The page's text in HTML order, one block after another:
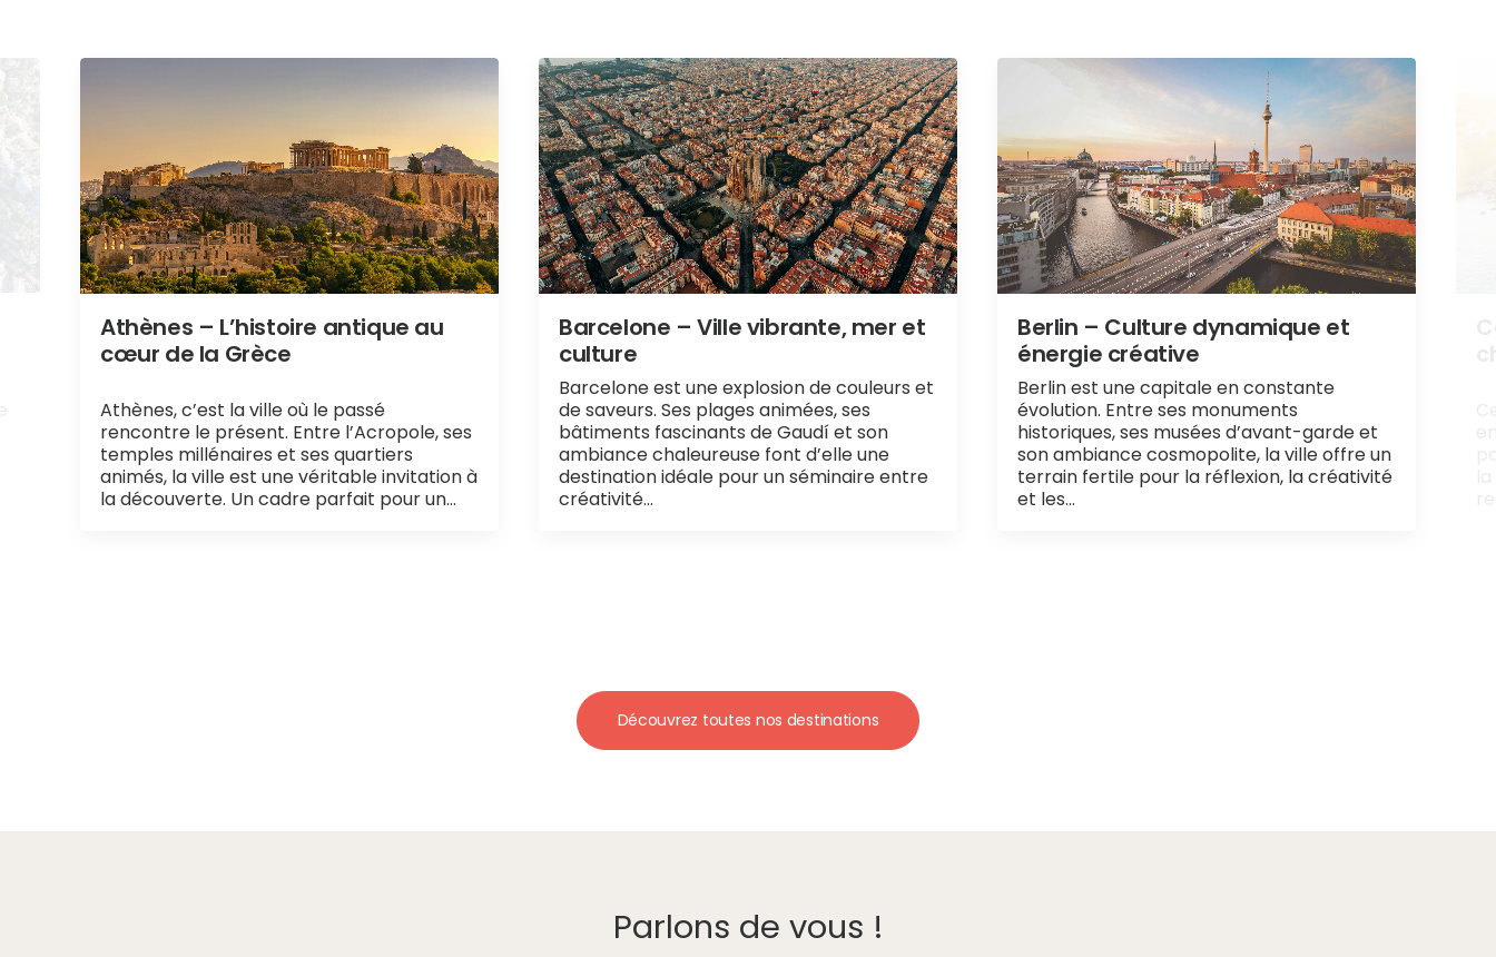
Athènes – L’histoire antique au
cœur de la Grèce
Athènes, c’est la ville où le passé
rencontre le présent. Entre l’Acropole, ses
temples millénaires et ses quartiers
animés, la ville est une véritable invitation à
la découverte. Un cadre parfait pour un…
Barcelone – Ville vibrante, mer et
culture
Barcelone est une explosion de couleurs et
de saveurs. Ses plages animées, ses
bâtiments fascinants de Gaudí et son
ambiance chaleureuse font d’elle une
destination idéale pour un séminaire entre
créativité…
Berlin – Culture dynamique et
énergie créative
Berlin est une capitale en constante
évolution. Entre ses monuments
historiques, ses musées d’avant-garde et
son ambiance cosmopolite, la ville offre un
terrain fertile pour la réflexion, la créativité
et les…
Découvrez toutes nos destinations
Parlons de vous !